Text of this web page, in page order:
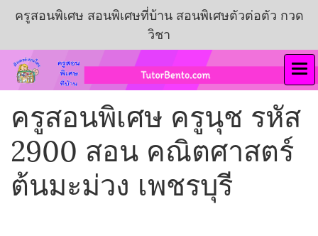
ครูสอนพิเศษ สอนพิเศษที่บ้าน สอนพิเศษตัวต่อตัว กวด
วิชา
ครูสอนพิเศษ ครูนุช รหัส
2900 สอน คณิตศาสตร์
ต้นมะม่วง เพชรบุรี